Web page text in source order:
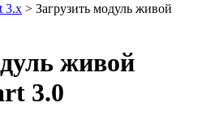
3.x > Загрузить модуль живой
живой
3.0